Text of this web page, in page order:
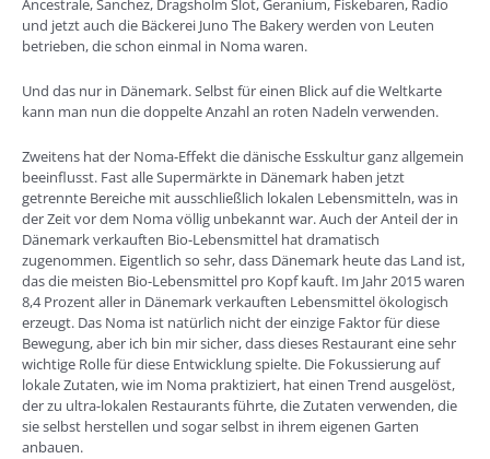
Ancestrale, Sanchez, Dragsholm Slot, Geranium, Fiskebaren, Radio
und jetzt auch die Bäckerei Juno The Bakery werden von Leuten
betrieben, die schon einmal in Noma waren.
Und das nur in Dänemark. Selbst für einen Blick auf die Weltkarte
kann man nun die doppelte Anzahl an roten Nadeln verwenden.
Zweitens hat der Noma-Effekt die dänische Esskultur ganz allgemein
beeinflusst. Fast alle Supermärkte in Dänemark haben jetzt
getrennte Bereiche mit ausschließlich lokalen Lebensmitteln, was in
der Zeit vor dem Noma völlig unbekannt war. Auch der Anteil der in
Dänemark verkauften Bio-Lebensmittel hat dramatisch
zugenommen. Eigentlich so sehr, dass Dänemark heute das Land ist,
das die meisten Bio-Lebensmittel pro Kopf kauft. Im Jahr 2015 waren
8,4 Prozent aller in Dänemark verkauften Lebensmittel ökologisch
erzeugt. Das Noma ist natürlich nicht der einzige Faktor für diese
Bewegung, aber ich bin mir sicher, dass dieses Restaurant eine sehr
wichtige Rolle für diese Entwicklung spielte. Die Fokussierung auf
lokale Zutaten, wie im Noma praktiziert, hat einen Trend ausgelöst,
der zu ultra-lokalen Restaurants führte, die Zutaten verwenden, die
sie selbst herstellen und sogar selbst in ihrem eigenen Garten
anbauen.